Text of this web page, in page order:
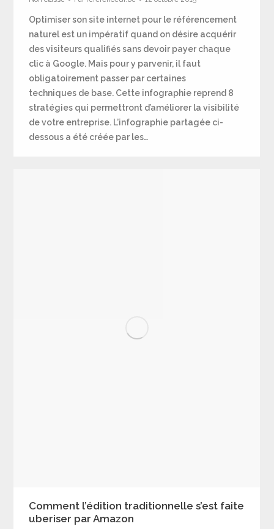
Optimiser son site internet pour le référencement
naturel est un impératif quand on désire acquérir
des visiteurs qualifiés sans devoir payer chaque
clic à Google. Mais pour y parvenir, il faut
obligatoirement passer par certaines
techniques de base. Cette infographie reprend 8
stratégies qui permettront d’améliorer la visibilité
de votre entreprise. L’infographie partagée ci-
dessous a été créée par les…
Comment l’édition traditionnelle s’est faite
uberiser par Amazon